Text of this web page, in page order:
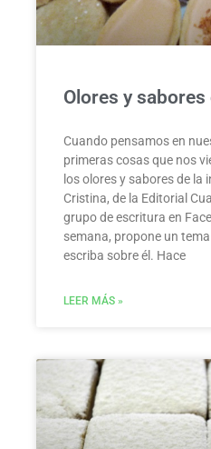
Olores y
Cuando pensamos en
primeras cosas que nos
los olores y sabores de
Cristina, de la Editorial
grupo de escritura en
semana, propone un
escriba sobre él. Hace
LEER MÁS »